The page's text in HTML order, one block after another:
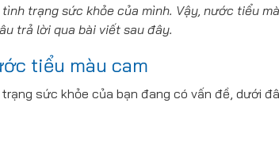
trạng sức khỏe của mình. Vậy, nước tiểu
trả lời qua bài viết sau đây.
tiểu màu cam
sức khỏe của bạn đang có vấn đề, dưới